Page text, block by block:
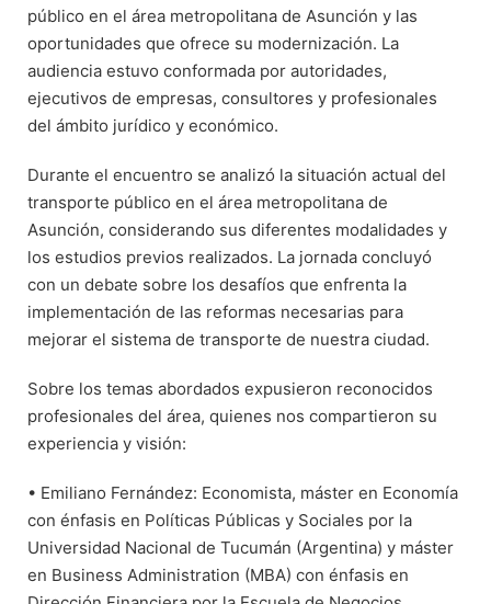
público en el área metropolitana de Asunción y las
oportunidades que ofrece su modernización. La
audiencia estuvo conformada por autoridades,
ejecutivos de empresas, consultores y profesionales
del ámbito jurídico y económico.
Durante el encuentro se analizó la situación actual del
transporte público en el área metropolitana de
Asunción, considerando sus diferentes modalidades y
los estudios previos realizados. La jornada concluyó
con un debate sobre los desafíos que enfrenta la
implementación de las reformas necesarias para
mejorar el sistema de transporte de nuestra ciudad.
Sobre los temas abordados expusieron reconocidos
profesionales del área, quienes nos compartieron su
experiencia y visión:
• Emiliano Fernández: Economista, máster en Economía
con énfasis en Políticas Públicas y Sociales por la
Universidad Nacional de Tucumán (Argentina) y máster
en Business Administration (MBA) con énfasis en